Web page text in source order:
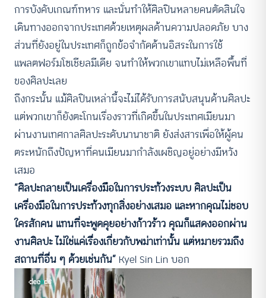
การบังคับเกณฑ์ทหาร และนั่นทำให้ศิลปินหลายคนตัดสินใจ
เดินทางออกจากประเทศด้วยเหตุผลด้านความปลอดภัย บาง
ส่วนที่ยังอยู่ในประเทศก็ถูกข้อจำกัดด้านอิสระในการใช้
แพลตฟอร์มโซเชียลมีเดีย จนทำให้พวกเขาแทบไม่เหลือพื้นที่
ของศิลปะเลย
ถึงกระนั้น แม้ศิลปินเหล่านี้จะไม่ได้รับการสนับสนุนด้านศิลปะ
แต่พวกเขาก็ยังตะโกนเรื่องราวที่เกิดขึ้นในประเทศเมียนมา
ผ่านงานเทศกาลศิลปะระดับนานาชาติ ยังส่งสารเพื่อให้ผู้คน
ตระหนักถึงปัญหาที่คนเมียนมากำลังเผชิญอยู่อย่างมีหวัง
เสมอ
“ศิลปะกลายเป็นเครื่องมือในการประท้วงระบบ ศิลปะเป็น
เครื่องมือในการประท้วงทุกสิ่งอย่างเสมอ และหากคุณไม่ชอบ
ใครสักคน แทนที่จะพูดคุยอย่างก้าวร้าว คุณก็แสดงออกผ่าน
งานศิลปะ ไม่ใช่แค่เรื่องเกี่ยวกับพม่าเท่านั้น แต่หมายรวมถึง
สถานที่อื่น ๆ ด้วยเช่นกัน” Kyel Sin Lin บอก